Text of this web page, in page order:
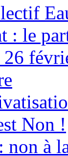
: le
26
Non !
non à